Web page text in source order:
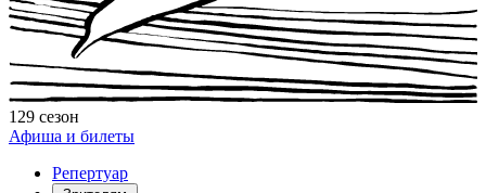
129 сезон
Афиша и билеты
Репертуар